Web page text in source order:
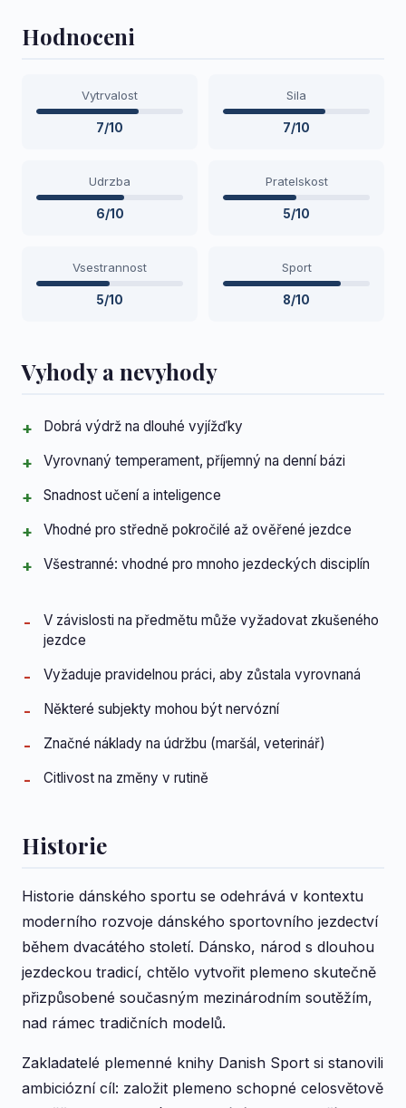
Hodnoceni
Vytrvalost
7/10
Sila
7/10
Udrzba
6/10
Pratelskost
5/10
Vsestrannost
5/10
Sport
8/10
Vyhody a nevyhody
Dobrá výdrž na dlouhé vyjížďky
Vyrovnaný temperament, příjemný na denní bázi
Snadnost učení a inteligence
Vhodné pro středně pokročilé až ověřené jezdce
Všestranné: vhodné pro mnoho jezdeckých disciplín
V závislosti na předmětu může vyžadovat zkušeného
jezdce
Vyžaduje pravidelnou práci, aby zůstala vyrovnaná
Některé subjekty mohou být nervózní
Značné náklady na údržbu (maršál, veterinář)
Citlivost na změny v rutině
Historie
Historie dánského sportu se odehrává v kontextu
moderního rozvoje dánského sportovního jezdectví
během dvacátého století. Dánsko, národ s dlouhou
jezdeckou tradicí, chtělo vytvořit plemeno skutečně
přizpůsobené současným mezinárodním soutěžím,
nad rámec tradičních modelů.
Zakladatelé plemenné knihy Danish Sport si stanovili
ambiciózní cíl: založit plemeno schopné celosvětově